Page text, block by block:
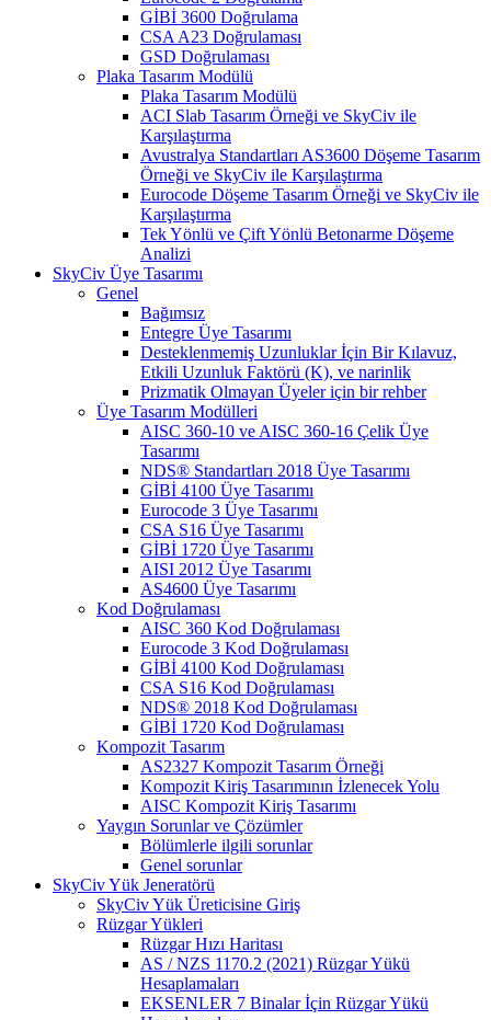
GİBİ 3600 Doğrulama
CSA A23 Doğrulaması
GSD Doğrulaması
Plaka Tasarım Modülü
Plaka Tasarım Modülü
ACI Slab Tasarım Örneği ve SkyCiv ile
Karşılaştırma
Avustralya Standartları AS3600 Döşeme Tasarım
Örneği ve SkyCiv ile Karşılaştırma
Eurocode Döşeme Tasarım Örneği ve SkyCiv ile
Karşılaştırma
Tek Yönlü ve Çift Yönlü Betonarme Döşeme
Analizi
SkyCiv Üye Tasarımı
Genel
Bağımsız
Entegre Üye Tasarımı
Desteklenmemiş Uzunluklar İçin Bir Kılavuz,
Etkili Uzunluk Faktörü (K), ve narinlik
Prizmatik Olmayan Üyeler için bir rehber
Üye Tasarım Modülleri
AISC 360-10 ve AISC 360-16 Çelik Üye
Tasarımı
NDS® Standartları 2018 Üye Tasarımı
GİBİ 4100 Üye Tasarımı
Eurocode 3 Üye Tasarımı
CSA S16 Üye Tasarımı
GİBİ 1720 Üye Tasarımı
AISI 2012 Üye Tasarımı
AS4600 Üye Tasarımı
Kod Doğrulaması
AISC 360 Kod Doğrulaması
Eurocode 3 Kod Doğrulaması
GİBİ 4100 Kod Doğrulaması
CSA S16 Kod Doğrulaması
NDS® 2018 Kod Doğrulaması
GİBİ 1720 Kod Doğrulaması
Kompozit Tasarım
AS2327 Kompozit Tasarım Örneği
Kompozit Kiriş Tasarımının İzlenecek Yolu
AISC Kompozit Kiriş Tasarımı
Yaygın Sorunlar ve Çözümler
Bölümlerle ilgili sorunlar
Genel sorunlar
SkyCiv Yük Jeneratörü
SkyCiv Yük Üreticisine Giriş
Rüzgar Yükleri
Rüzgar Hızı Haritası
AS / NZS 1170.2 (2021) Rüzgar Yükü
Hesaplamaları
EKSENLER 7 Binalar İçin Rüzgar Yükü